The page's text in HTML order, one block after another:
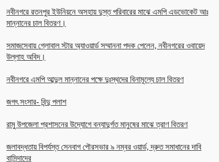
নবীনগরে রতনপুর ইউনিয়নে অসহায় দুস্ত পরিবারের মাঝে এমপি এডভোকেট আঃ
মান্নানের চাল বিতরণ।
সমাজসেবায় গ্লোবাল স্টার অ্যাওয়ার্ড সম্মাননা পদক পেলেন, নবীনগরের ওবায়েদ
উল্লাহ অবিদ।
নবীনগরে এমপি আব্দুল মান্নানের পক্ষে দুঃস্থদের বিনামূল্যে চাল বিতরণ
জগৎ সংসার- বিন্দু পলাশ
রামু উপজেলা প্রশাসনের উদ্যোগে বন্যাদুর্গত মানুষের মাঝে ত্রাণ বিতরণ
জলাবদ্ধতায় বিপর্যস্ত সেনবাগ পৌরসভার ৯ নম্বর ওয়ার্ড, দ্রুত সমাধানের দাবি
বাসিন্দাদের